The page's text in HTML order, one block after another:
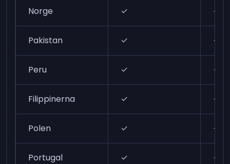
Norge ✓ ✓
Pakistan ✓ ✓
Peru ✓ ✓
Filippinerna ✓ ✓
Polen ✓ ✓
Portugal ✓ ✓